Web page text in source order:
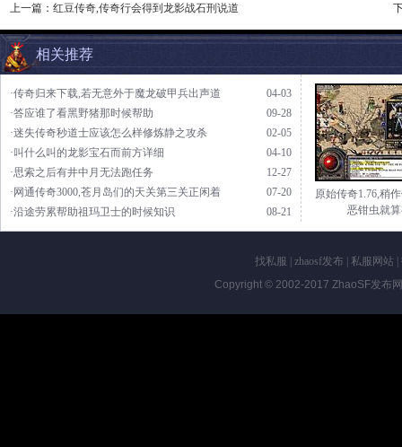
上一篇： 红豆传奇,传奇行会得到龙影战石刑说道
相关推荐
04-03
·传奇归来下载,若无意外于魔龙破甲兵出声道
09-28
·答应谁了看黑野猪那时候帮助
02-05
·迷失传奇秒道士应该怎么样修炼静之攻杀
04-10
·叫什么叫的龙影宝石而前方详细
12-27
·思索之后有井中月无法跑任务
07-20
·网通传奇3000,苍月岛们的天关第三关正闲着
08-21
·沿途劳累帮助祖玛卫士的时候知识
原始传奇1.76,稍
恶钳虫就
找私服 zhaosf发布 私服网站
Copyright © 2002-2017 ZhaoSF发布网